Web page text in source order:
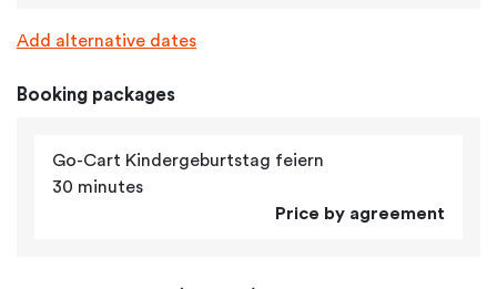
Add alternative dates
Booking packages
Go-Cart Kindergeburtstag feiern
30 minutes
Price by agreement